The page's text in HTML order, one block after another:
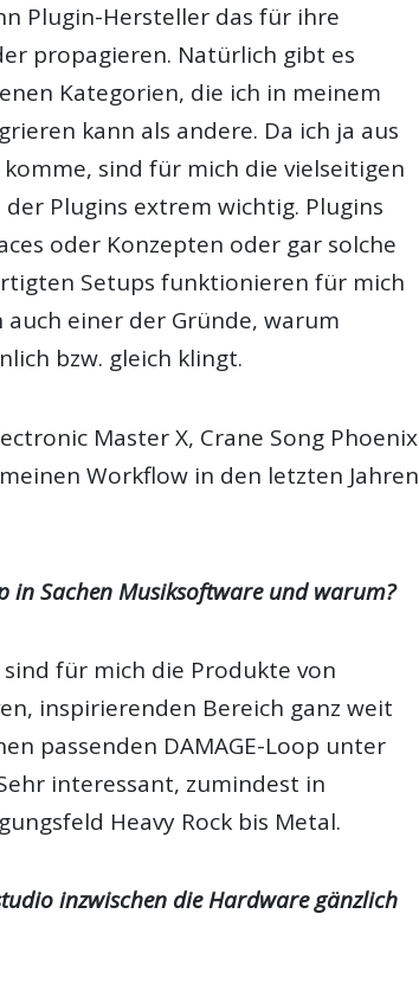
Plugin-Hersteller das für ihre
propagieren. Natürlich gibt es
Kategorien, die ich in meinem
kann als andere. Da ich ja aus
sind für mich die vielseitigen
Plugins extrem wichtig. Plugins
oder Konzepten oder gar solche
Setups funktionieren für mich
einer der Gründe, warum
bzw. gleich klingt.
Master X, Crane Song Phoenix
Workflow in den letzten Jahren
in Sachen Musiksoftware und warum?
für mich die Produkte von
inspirierenden Bereich ganz weit
passenden DAMAGE-Loop unter
interessant, zumindest in
Heavy Rock bis Metal.
inzwischen die Hardware gänzlich